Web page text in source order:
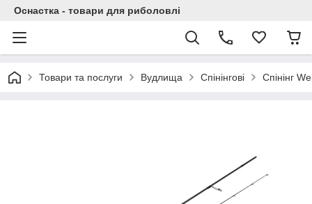
Оснастка - товари для риболовлі
Товари та послуги Вудлища Спінінгові Спінінг